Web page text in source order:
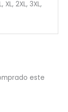
2XL, 3XL,
este